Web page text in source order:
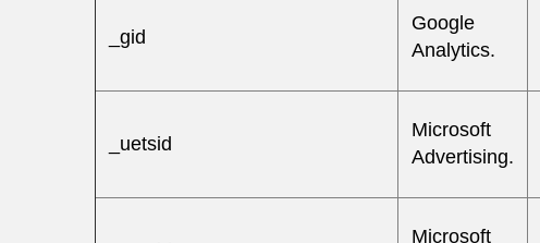
_gid
Google
Analytics.
_uetsid
Microsoft
Advertising.
Microsoft